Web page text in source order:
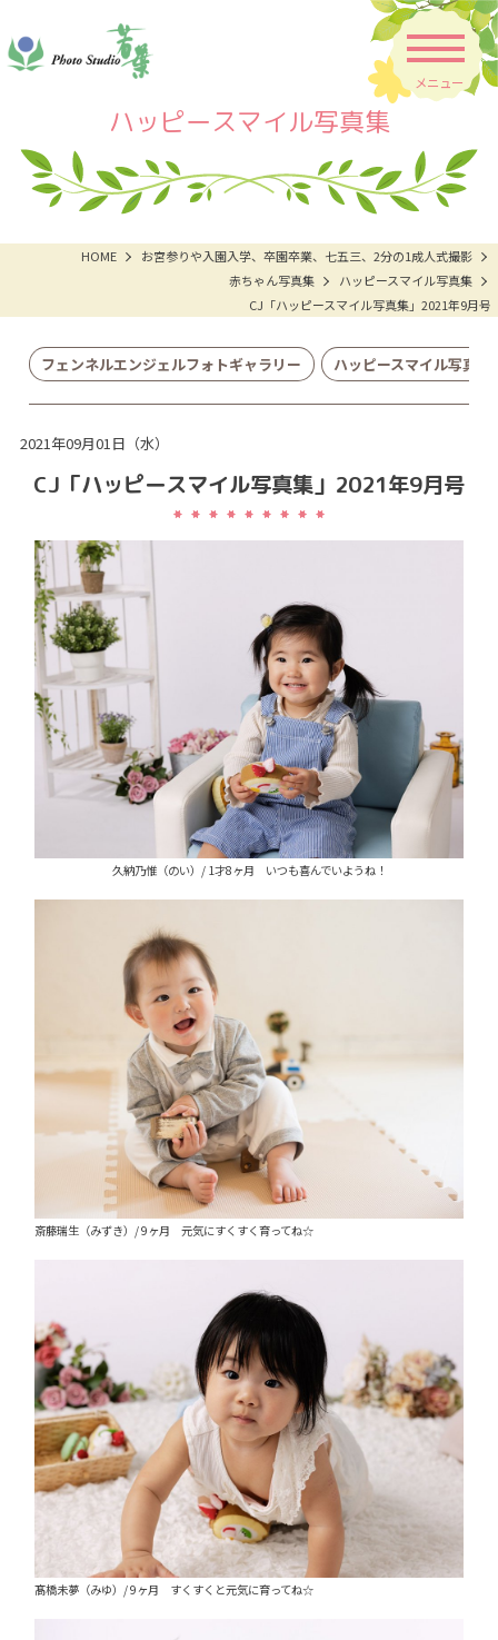
メニュー
ハッピースマイル写真集
HOME
お宮参りや入園入学、卒園卒業、七五三、2分の1成人式撮影
赤ちゃん写真集
ハッピースマイル写真集
CJ「ハッピースマイル写真集」2021年9月号
フェンネルエンジェルフォトギャラリー ハッピースマイル写真集
2021年09月01日（水）
CJ「ハッピースマイル写真集」2021年9月号
久納乃惟（のい）/ 1才8ヶ月 いつも喜んでいようね！
斎藤瑞生（みずき）/ 9ヶ月 元気にすくすく育ってね☆
髙橋未夢（みゆ）/ 9ヶ月 すくすくと元気に育ってね☆